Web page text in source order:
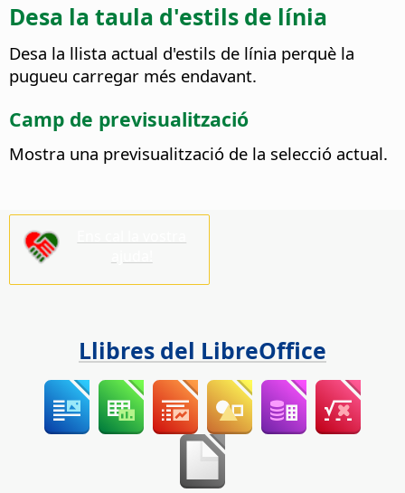
Desa la taula d'estils de línia
Desa la llista actual d'estils de línia perquè la
pugueu carregar més endavant.
Camp de previsualització
Mostra una previsualització de la selecció actual.
Llibres del LibreOffice